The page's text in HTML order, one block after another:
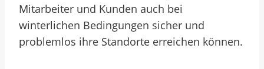
Mitarbeiter und Kunden auch bei
winterlichen Bedingungen sicher und
problemlos ihre Standorte erreichen können.